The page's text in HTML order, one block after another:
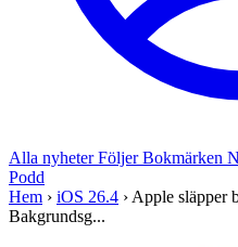
Alla nyheterFöljerBokmärken
Podd
Hem › iOS 26.4 › Apple släpper
Bakgrundsg...